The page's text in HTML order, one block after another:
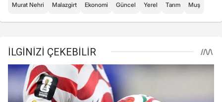
Murat Nehri Malazgirt Ekonomi Güncel Yerel Tarım Muş